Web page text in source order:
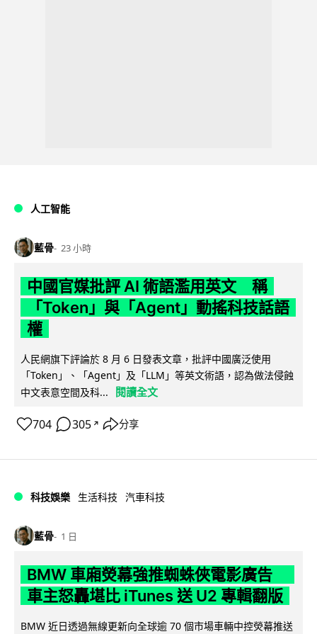
人工智能
藍骨 23 小時
中國官媒批評 AI 術語濫用英文 稱
「Token」與「Agent」動搖科技話語
權
人民網旗下評論於 8 月 6 日發表文章，批評中國廣泛使用
「Token」、「Agent」及「LLM」等英文術語，認為做法侵蝕
中文表意空間及科...
閱讀全文
704 305 ↗ 分享
科技娛樂 生活科技 汽車科技
藍骨 1 日
BMW 車廂熒幕強推蜘蛛俠電影廣告
車主怒轟堪比 iTunes 送 U2 專輯翻版
BMW 近日透過無線更新向全球逾 70 個市場車輛中控熒幕推送